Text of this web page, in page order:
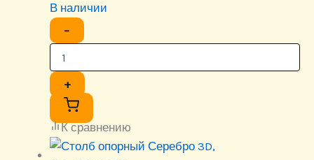
В наличии
−
+
К сравнению